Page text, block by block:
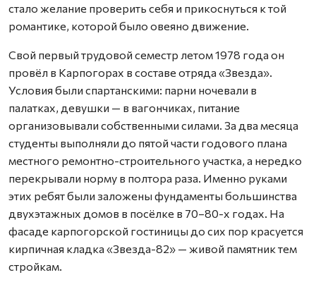
стало желание проверить себя и прикоснуться к той
романтике, которой было овеяно движение.
Свой первый трудовой семестр летом 1978 года он
провёл в Карпогорах в составе отряда «Звезда».
Условия были спартанскими: парни ночевали в
палатках, девушки — в вагончиках, питание
организовывали собственными силами. За два месяца
студенты выполняли до пятой части годового плана
местного ремонтно-строительного участка, а нередко
перекрывали норму в полтора раза. Именно руками
этих ребят были заложены фундаменты большинства
двухэтажных домов в посёлке в 70–80-х годах. На
фасаде карпогорской гостиницы до сих пор красуется
кирпичная кладка «Звезда-82» — живой памятник тем
стройкам.